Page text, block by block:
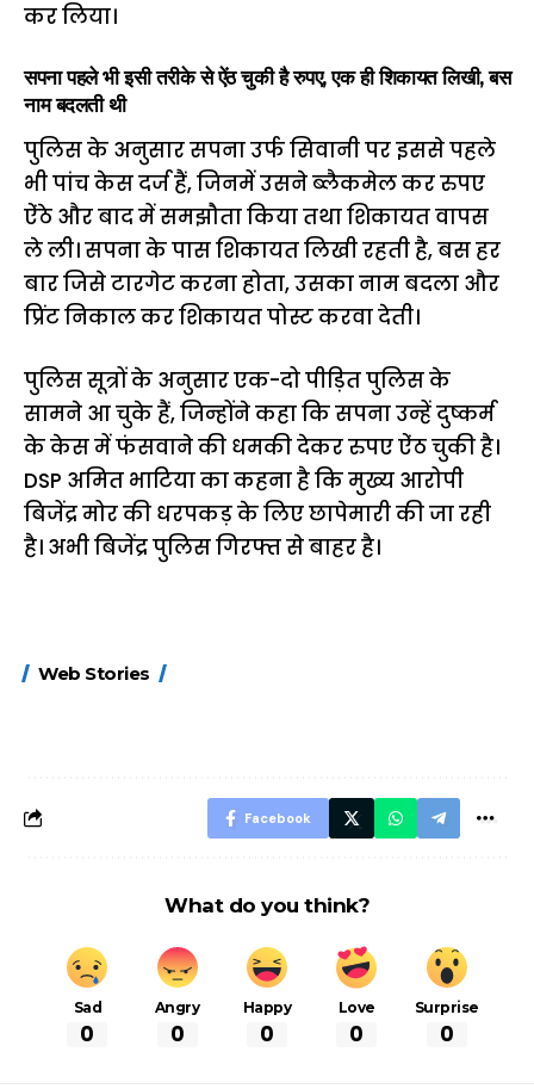
कर लिया।
सपना पहले भी इसी तरीके से ऐंठ चुकी है रुपए, एक ही शिकायत लिखी, बस
नाम बदलती थी
पुलिस के अनुसार सपना उर्फ सिवानी पर इससे पहले
भी पांच केस दर्ज हैं, जिनमें उसने ब्लैकमेल कर रुपए
ऐंठे और बाद में समझौता किया तथा शिकायत वापस
ले ली। सपना के पास शिकायत लिखी रहती है, बस हर
बार जिसे टारगेट करना होता, उसका नाम बदला और
प्रिंट निकाल कर शिकायत पोस्ट करवा देती।
पुलिस सूत्रों के अनुसार एक-दो पीड़ित पुलिस के
सामने आ चुके हैं, जिन्होंने कहा कि सपना उन्हें दुष्कर्म
के केस में फंसवाने की धमकी देकर रुपए ऐंठ चुकी है।
DSP अमित भाटिया का कहना है कि मुख्य आरोपी
बिजेंद्र मोर की धरपकड़ के लिए छापेमारी की जा रही
है। अभी बिजेंद्र पुलिस गिरफ्त से बाहर है।
Web Stories
FASTag के ये नए
Facebook
What do you think?
Sad
0
Angry
0
Happy
0
Love
0
Surprise
0